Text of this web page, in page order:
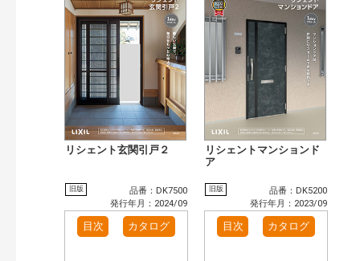
リシェント玄関引戸２
旧版
品番：DK7500
発行年月：2024/09
目次 カタログ
リシェントマンションド
ア
旧版
品番：DK5200
発行年月：2023/09
目次 カタログ